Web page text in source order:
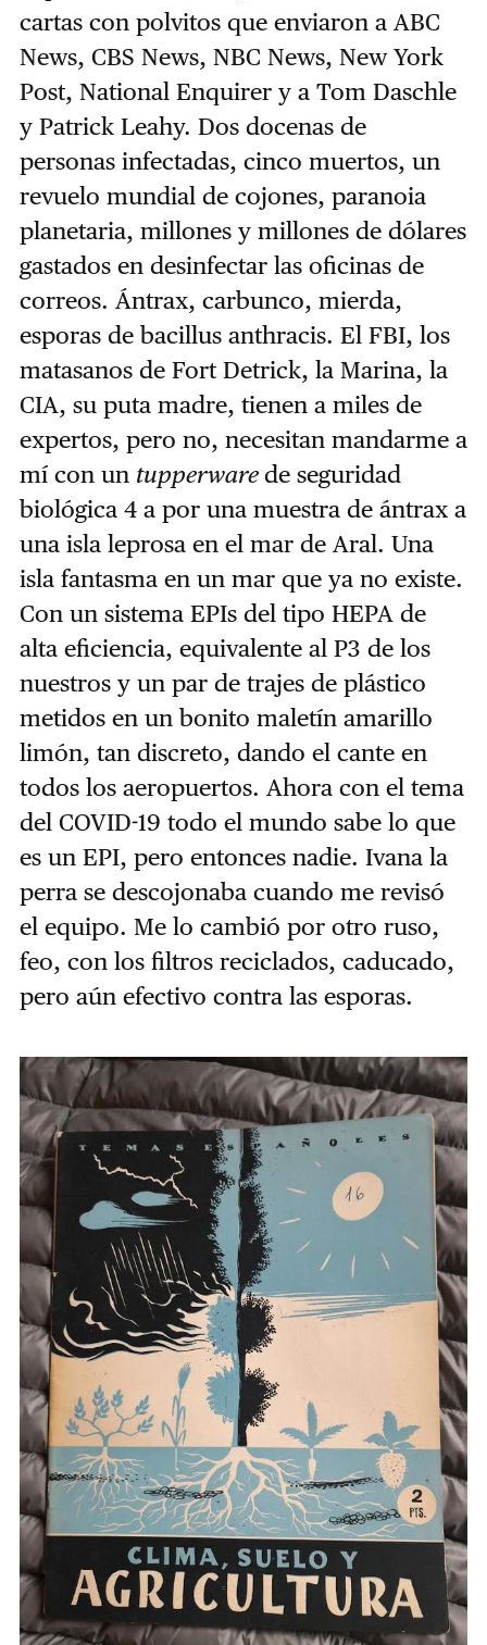
cartas con polvitos que enviaron a ABC
News, CBS News, NBC News, New York
Post, National Enquirer y a Tom Daschle
y Patrick Leahy. Dos docenas de
personas infectadas, cinco muertos, un
revuelo mundial de cojones, paranoia
planetaria, millones y millones de dólares
gastados en desinfectar las oficinas de
correos. Ántrax, carbunco, mierda,
esporas de bacillus anthracis. El FBI, los
matasanos de Fort Detrick, la Marina, la
CIA, su puta madre, tienen a miles de
expertos, pero no, necesitan mandarme a
mí con un tupperwarede seguridad
biológica 4 a por una muestra de ántrax a
una isla leprosa en el mar de Aral. Una
isla fantasma en un mar que ya no existe.
Con un sistema EPIs del tipo HEPA de
alta eficiencia, equivalente al P3 de los
nuestros y un par de trajes de plástico
metidos en un bonito maletín amarillo
limón, tan discreto, dando el cante en
todos los aeropuertos. Ahora con el tema
del COVID-19 todo el mundo sabe lo que
es un EPI, pero entonces nadie. Ivana la
perra se descojonaba cuando me revisó
el equipo. Me lo cambió por otro ruso,
feo, con los filtros reciclados, caducado,
pero aún efectivo contra las esporas.